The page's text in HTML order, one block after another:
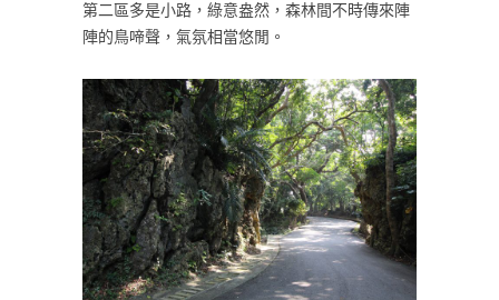
第二區多是小路，綠意盎然，森林間不時傳來陣
陣的鳥啼聲，氣氛相當悠閒。